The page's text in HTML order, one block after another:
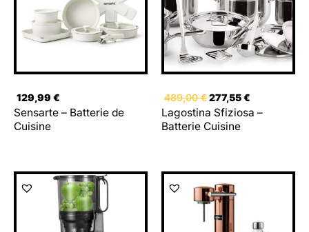
129,99 €
Sensarte – Batterie de
Cuisine
489,00€277,55€
Lagostina Sfiziosa –
Batterie Cuisine
Le
prix
initial
était :
210,00 €.
Le
197,16 €.